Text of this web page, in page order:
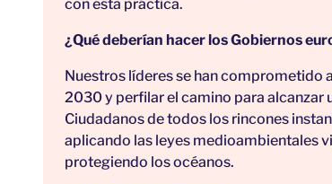
con esta práctica.
¿Qué deberían hacer los Gobiernos
Nuestros líderes se han comprometido
2030 y perfilar el camino para alcanzar
Ciudadanos de todos los rincones
aplicando las leyes medioambientales
protegiendo los océanos.